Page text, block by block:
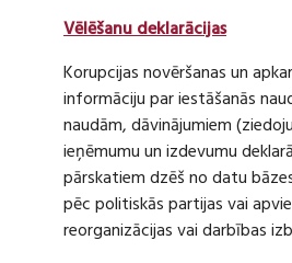
Vēlēšanu deklarācijas
Korupcijas novēršanas un
informāciju par iestāšanās
naudām, dāvinājumiem
ieņēmumu un izdevumu
pārskatiem dzēš no datu
pēc politiskās partijas vai
reorganizācijas vai darbības